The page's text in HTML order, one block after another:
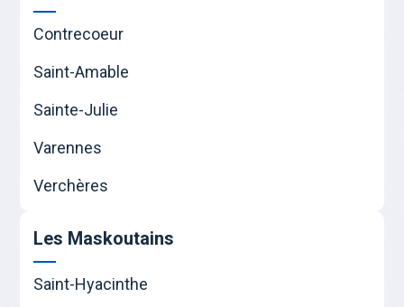
Contrecoeur
Saint-Amable
Sainte-Julie
Varennes
Verchères
Les Maskoutains
Saint-Hyacinthe